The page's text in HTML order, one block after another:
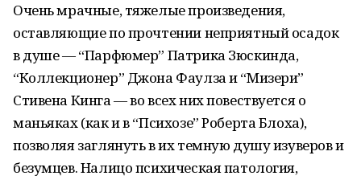
Очень мрачные, тяжелые произведения,
оставляющие по прочтении неприятный осадок
в душе — “Парфюмер” Патрика Зюскинда,
“Коллекционер” Джона Фаулза и “Мизери”
Стивена Кинга — во всех них повествуется о
маньяках (как и в “Психозе” Роберта Блоха),
позволяя заглянуть в их темную душу изуверов и
безумцев. Налицо психическая патология,